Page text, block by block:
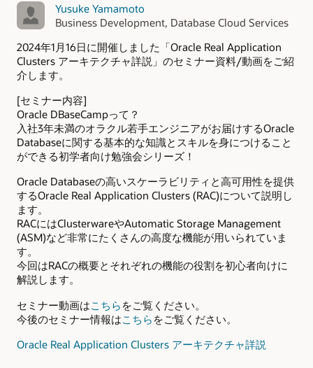
Yusuke Yamamoto
Business Development, Database Cloud Services
2024年1月16日に開催しました「Oracle Real Application
Clusters アーキテクチャ詳説」のセミナー資料/動画をご紹
介します。
[セミナー内容]
Oracle DBaseCampって？
入社3年未満のオラクル若手エンジニアがお届けするOracle
Databaseに関する基本的な知識とスキルを身につけること
ができる初学者向け勉強会シリーズ！
Oracle Databaseの高いスケーラビリティと高可用性を提供
するOracle Real Application Clusters (RAC)について説明し
ます。
RACにはClusterwareやAutomatic Storage Management
(ASM)など非常にたくさんの高度な機能が用いられていま
す。
今回はRACの概要とそれぞれの機能の役割を初心者向けに
解説します。
セミナー動画はこちら をご覧ください。
今後のセミナー情報はこちら をご覧ください。
Oracle Real Application Clusters アーキテクチャ詳説